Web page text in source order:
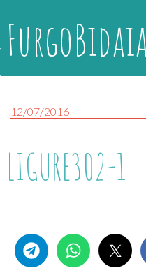
12/07/2016
LIGURE302-1